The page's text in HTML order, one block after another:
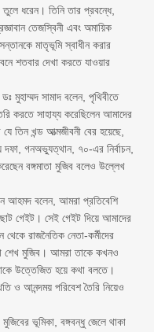
তুলে ধরেন। তিনি তার প্রবন্ধে,
তেজস্বিনী এবং অমায়িক
মাতৃভূমি স্বাধীন করার
শতবার দেখা করতে যাওয়ার
মুহাম্মদ সামাদ বলেন, পৃথিবীতে
করতে সাহায্য করেছিলেন আমাদের
তিন খন্ড আত্মজীবনী বের হয়েছে,
দফা, গনঅভ্যুত্থান, ৭০-এর নির্বাচন,
বঙ্গমাতা মুজিব বলেও উল্লেখ
আহমদ বলেন, আমরা প্রতিবেশি
গেইট। সেই গেইট দিয়ে আমাদের
রাজনৈতিক নেতা-কর্মীদের
শেখ মুজিব। আমরা তাকে কখনও
উত্তেজিত হয়ে কথা বলতে।
ও আনন্দময় পরিবেশ তৈরি নিয়েও
ভূমিকা, বঙ্গবন্ধু জেলে থাকা